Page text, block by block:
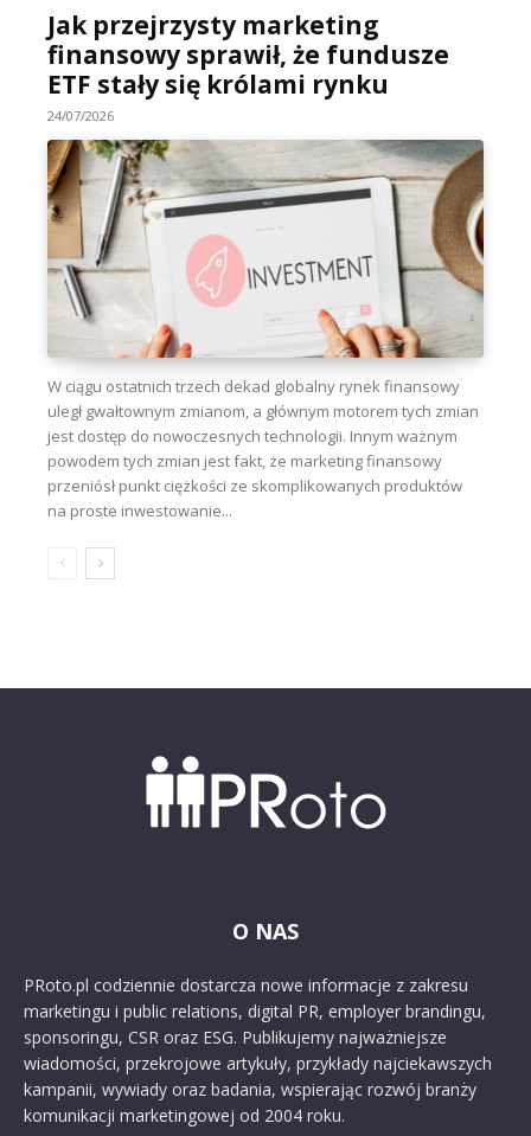
Jak przejrzysty marketing
finansowy sprawił, że fundusze
ETF stały się królami rynku
24/07/2026
W ciągu ostatnich trzech dekad globalny rynek finansowy
uległ gwałtownym zmianom, a głównym motorem tych zmian
jest dostęp do nowoczesnych technologii. Innym ważnym
powodem tych zmian jest fakt, że marketing finansowy
przeniósł punkt ciężkości ze skomplikowanych produktów
na proste inwestowanie...
O NAS
PRoto.pl codziennie dostarcza nowe informacje z zakresu
marketingu i public relations, digital PR, employer brandingu,
sponsoringu, CSR oraz ESG. Publikujemy najważniejsze
wiadomości, przekrojowe artykuły, przykłady najciekawszych
kampanii, wywiady oraz badania, wspierając rozwój branży
komunikacji marketingowej od 2004 roku.